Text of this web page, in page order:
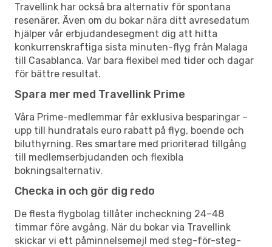
Travellink har också bra alternativ för spontana
resenärer. Även om du bokar nära ditt avresedatum
hjälper vår erbjudandesegment dig att hitta
konkurrenskraftiga sista minuten-flyg från Malaga
till Casablanca. Var bara flexibel med tider och dagar
för bättre resultat.
Spara mer med Travellink Prime
Våra Prime-medlemmar får exklusiva besparingar –
upp till hundratals euro rabatt på flyg, boende och
biluthyrning. Res smartare med prioriterad tillgång
till medlemserbjudanden och flexibla
bokningsalternativ.
Checka in och gör dig redo
De flesta flygbolag tillåter incheckning 24–48
timmar före avgång. När du bokar via Travellink
skickar vi ett påminnelsemejl med steg-för-steg-